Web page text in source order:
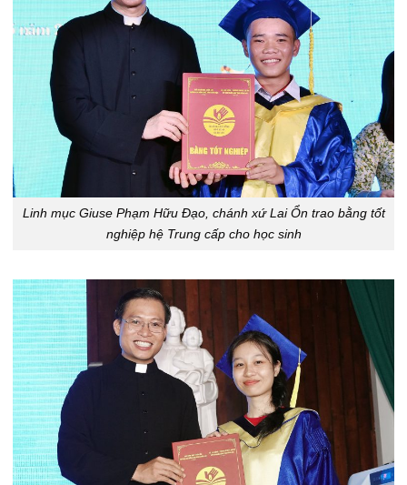
Linh mục Giuse Phạm Hữu Đạo, chánh xứ Lai Ổn trao bằng tốt
nghiệp hệ Trung cấp cho học sinh